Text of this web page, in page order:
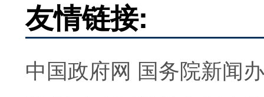
友情链接:
中国政府网 国务院新闻